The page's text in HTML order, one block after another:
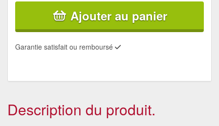
Ajouter au panier
Garantie satisfait ou remboursé
Description du produit.